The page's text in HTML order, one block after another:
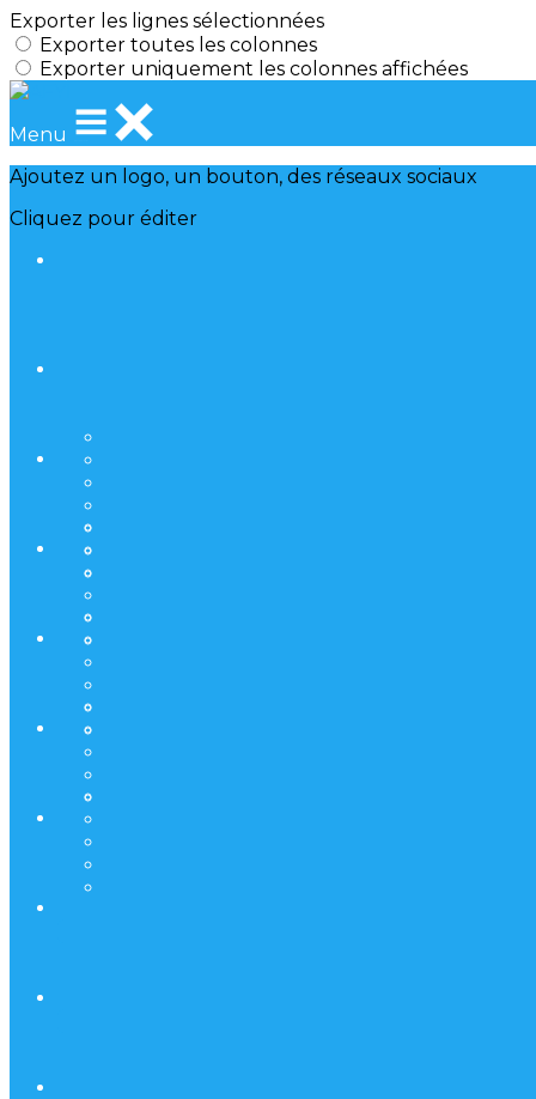
Exporter les lignes sélectionnées
Exporter toutes les colonnes
Exporter uniquement les colonnes affichées
Menu
Ajoutez un logo, un bouton, des réseaux sociaux
Cliquez pour éditer